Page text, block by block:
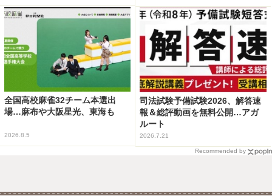
全国高校麻雀32チーム本選出
場…麻布や大阪星光、東海も
2026.8.5
司法試験予備試験2026、解答速
報＆総評動画を無料公開…アガ
ルート
2026.7.21
Recommended by